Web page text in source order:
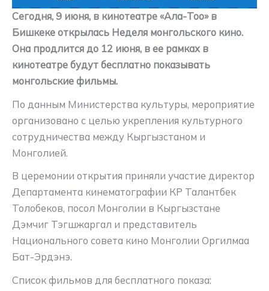
Сегодня, 9 июня, в кинотеатре «Ала-Тоо» в
Бишкеке открылась Неделя монгольского кино.
Она продлится до 12 июня, в ее рамках в
кинотеатре будут бесплатно показывать
монгольские фильмы.
По данным Министерства культуры, мероприятие
организовано с целью укрепления культурного
сотрудничества между Кыргызстаном и
Монголией.
В церемонии открытия приняли участие директор
Департамента кинематографии КР Талантбек
Толобеков, посол Монголии в Кыргызстане
Дэмчиг Тэгшжаргал и представитель
Национального совета кино Монголии Оргилмаа
Бат-Эрдэнэ.
Список фильмов для бесплатного показа: